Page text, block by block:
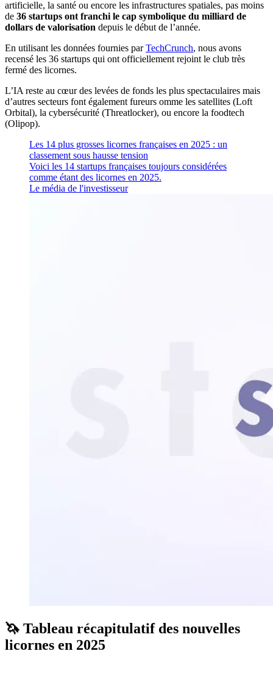
artificielle, la santé ou encore les infrastructures spatiales, pas moins
de 36 startups ont franchi le cap symbolique du milliard de
dollars de valorisation depuis le début de l’année.
En utilisant les données fournies parTechCrunch, nous avons
recensé les 36 startups qui ont officiellement rejoint le club très
fermé des licornes.
L’IA reste au cœur des levées de fonds les plus spectaculaires mais
d’autres secteurs font également fureurs omme les satellites (Loft
Orbital), la cybersécurité (Threatlocker), ou encore la foodtech
(Olipop).
Les 14 plus grosses licornes françaises en 2025 : un
classement sous hausse tension
Voici les 14 startups françaises toujours considérées
comme étant des licornes en 2025.
Le média de l'investisseur
🦄 Tableau récapitulatif des nouvelles
licornes en 2025